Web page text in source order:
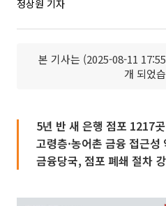
정상원 기자
본 기사는 (2025-08-11
개 되었
5년 반 새 은행 점포 1217
고령층·농어촌 금융 접근성
금융당국, 점포 폐쇄 절차